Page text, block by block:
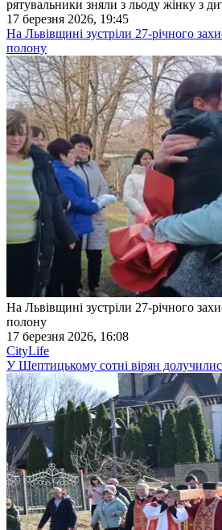
рятувальники зняли з льоду жінку з
17 березня 2026, 19:45
На Львівщині зустріли 27-річного
полону
На Львівщині зустріли 27-річного
полону
17 березня 2026, 16:08
CityLife
У Шептицькому сотні вірян